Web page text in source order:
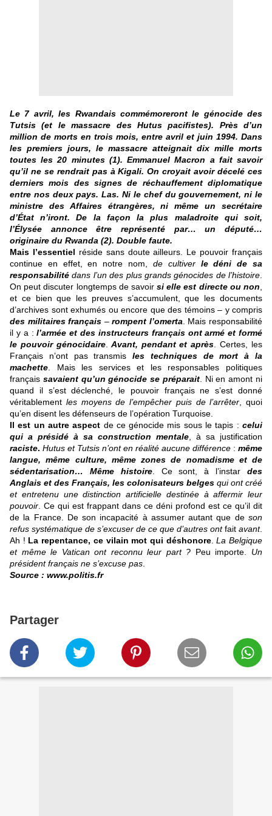
Le 7 avril, les Rwandaiscommémoreront le génocide des
Tutsis (et le massacre des Hutus pacifistes). Près d’un
million de morts en trois mois, entre avril et juin 1994. Dans
les premiers jours, le massacre atteignait dix mille morts
toutes les 20 minutes (1). Emmanuel Macron a fait savoir
qu’il ne se rendrait pas à Kigali. On croyait avoir décelé ces
derniers mois des signes de réchauffement diplomatique
entre nos deux pays. Las. Ni le chef du gouvernement, ni le
ministre des Affaires étrangères, ni même un secrétaire
d’État n’iront. De la façon la plus maladroite qui soit,
l’Élysée annonce être représenté par… un député…
originaire du Rwanda (2). Double faute.
Mais l’essentiel réside sans doute ailleurs. Le pouvoir français
continue en effet, en notre nom, de cultiver le déni de sa
responsabilité dans l’un des plus grands génocides de l’histoire
On peut discuter longtemps de savoirsi elle est directe ou non
et ce bien que les preuves s’accumulent, que les documents
d’archives sont exhumés ou encore que des témoins – y compris
des militaires français –rompent l’omerta . Mais responsabilité
il y a :l’armée et des instructeurs français ont armé et formé
le pouvoir génocidaire. Avant, pendant et après . Certes, les
Français n’ont pas transmisles techniques de mort à la
machette . Mais les services et les responsables politiques
français savaient qu’un génocide se préparait. Ni en amont ni
quand il s’est déclenché, le pouvoir français ne s’est donné
véritablement les moyens de l’empêcher puis de l’arrêter , quoi
qu’en disent les défenseurs de l’opération Turquoise.
Il est un autre aspect de ce génocide mis sous le tapis :celui
qui a présidé à sa construction mentale , à sa justification
raciste. Hutus et Tutsis n’ont en réalité aucune différence : même
langue, même culture, même zones de nomadisme et de
sédentarisation… Même histoire. Ce sont, à l’instardes
Anglais et des Français, les colonisateurs belges qui ont créé
et entretenu une distinction artificielle destinée à affermir leur
pouvoir . Ce qui est frappant dans ce déni profond est ce qu’il dit
de la France. De son incapacité à assumer autant que de son
refus systématique de s’excuser de ce que d’autres ontfait avant.
Ah ! La repentance, ce vilain mot qui déshonore.La Belgique
et même le Vatican ont reconnu leur part ? Peu importe. Un
président français ne s’excuse pas
Source : www.politis.fr
Partager